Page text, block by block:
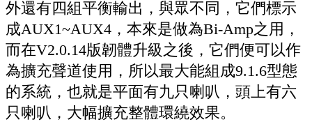
外還有四組平衡輸出，與眾不同，它們標示
成AUX1~AUX4，本來是做為Bi-Amp之用，
而在V2.0.14版韌體升級之後，它們便可以作
為擴充聲道使用，所以最大能組成9.1.6型態
的系統，也就是平面有九只喇叭，頭上有六
只喇叭，大幅擴充整體環繞效果。